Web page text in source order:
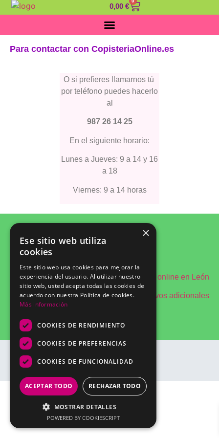
0,00 €
Para contactar con CopisteriaOnline.es
O si prefieres llamarnos tú
por teléfono puedes hacerlo
al
987 26 14 25
En el siguiente horario:
Lunes a Jueves: 9 a 14 y 16
a 18
Viernes: 9 a 14 horas
Términos y condiciones
Política de cookies
Plazo de entrega
Copisteria online en León
Enviar archivos adicionales
×
Ese sitio web utiliza
cookies
Este sitio web usa cookies para mejorar la
experiencia del usuario. Al utilizar nuestro
sitio web, usted acepta todas las cookies de
acuerdo con nuestra Política de cookies.
Más información
COOKIES DE RENDIMIENTO
COOKIES DE PREFERENCIAS
COOKIES DE FUNCIONALIDAD
ACEPTAR TODO RECHAZAR TODO
MOSTRAR DETALLES
POWERED BY COOKIESCRIPT